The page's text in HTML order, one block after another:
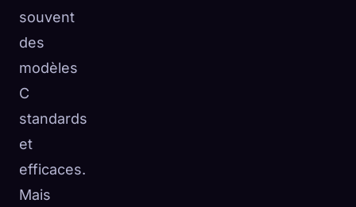
souvent
des
modèles
C
standards
et
efficaces.
Mais